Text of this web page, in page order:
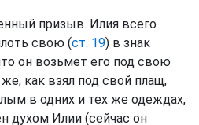
призыв. Илия всего
свою (ст. 19) в знак
он возьмет его под свою
как взял под свой плащ,
в одних и тех же одеждах,
духом Илии (сейчас он